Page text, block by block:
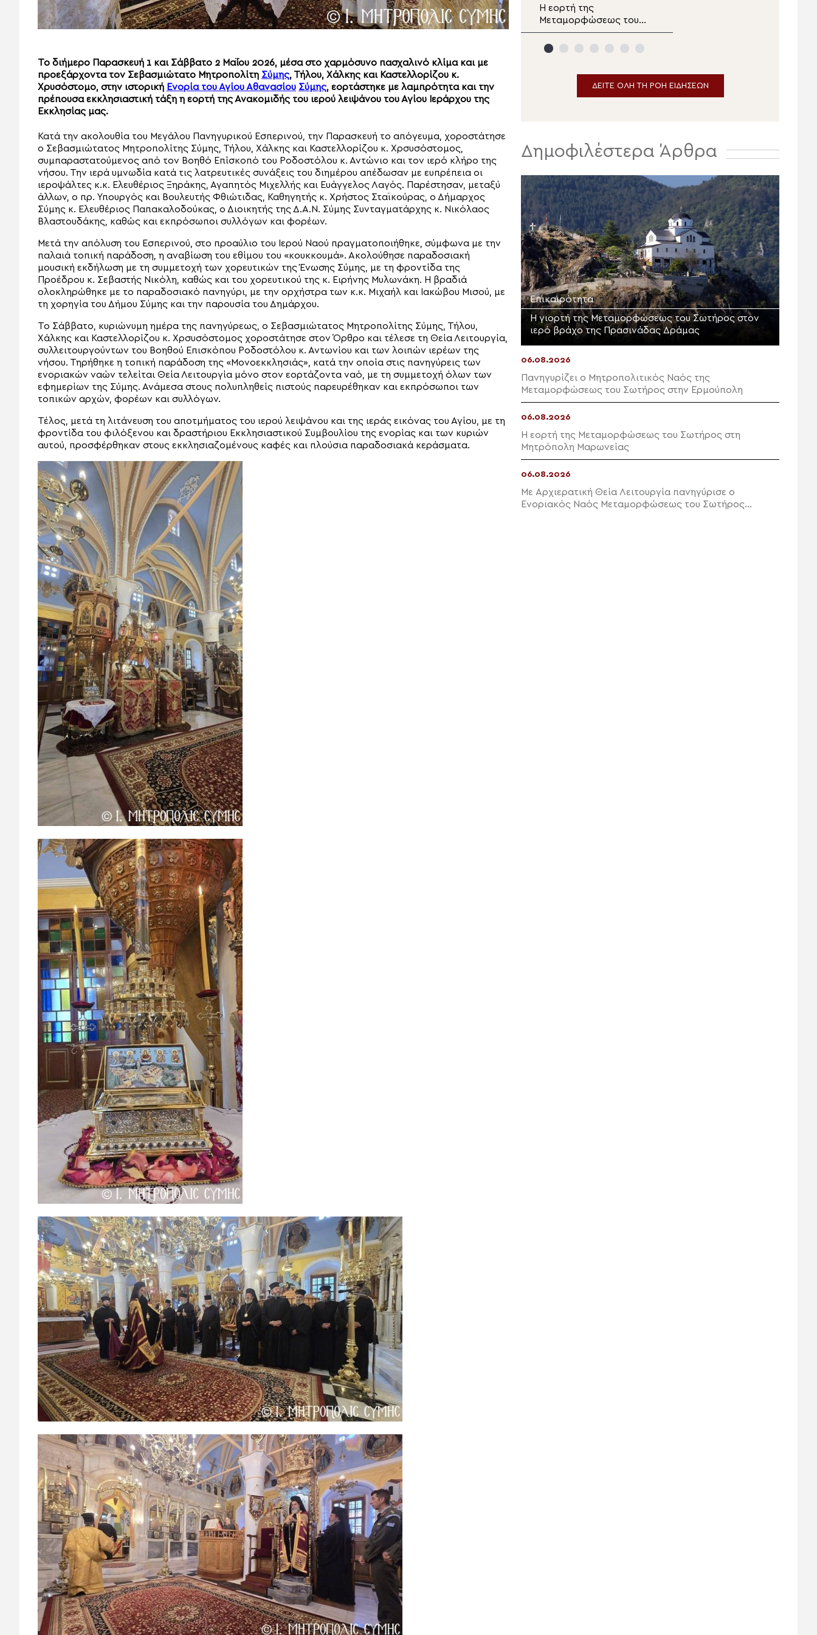
Το διήμερο Παρασκευή 1 και Σάββατο 2 Μαΐου 2026, μέσα στο χαρμόσυνο πασχαλινό κλίμα και με
προεξάρχοντα τον Σεβασμιώτατο Μητροπολίτη Σύμης, Τήλου, Χάλκης και Καστελλορίζου κ.
Χρυσόστομο, στην ιστορική Ενορία του Αγίου Αθανασίου Σύμης, εορτάστηκε με λαμπρότητα και την
πρέπουσα εκκλησιαστική τάξη η εορτή της Ανακομιδής του ιερού λειψάνου του Αγίου Ιεράρχου της
Εκκλησίας μας.
Κατά την ακολουθία του Μεγάλου Πανηγυρικού Εσπερινού, την Παρασκευή το απόγευμα, χοροστάτησε
ο Σεβασμιώτατος Μητροπολίτης Σύμης, Τήλου, Χάλκης και Καστελλορίζου κ. Χρσυσόστομος,
συμπαραστατούμενος από τον Βοηθό Επίσκοπό του Ροδοστόλου κ. Αντώνιο και τον ιερό κλήρο της
νήσου. Την ιερά υμνωδία κατά τις λατρευτικές συνάξεις του διημέρου απέδωσαν με ευπρέπεια οι
ιεροψάλτες κ.κ. Ελευθέριος Ξηράκης, Αγαπητός Μιχελλής και Ευάγγελος Λαγός. Παρέστησαν, μεταξύ
άλλων, ο πρ. Υπουργός και Βουλευτής Φθιώτιδας, Καθηγητής κ. Χρήστος Σταϊκούρας, ο Δήμαρχος
Σύμης κ. Ελευθέριος Παπακαλοδούκας, ο Διοικητής της Δ.Α.Ν. Σύμης Συνταγματάρχης κ. Νικόλαος
Βλαστουδάκης, καθώς και εκπρόσωποι συλλόγων και φορέων.
Μετά την απόλυση του Εσπερινού, στο προαύλιο του Ιερού Ναού πραγματοποιήθηκε, σύμφωνα με την
παλαιά τοπική παράδοση, η αναβίωση του εθίμου του «κουκκουμά». Ακολούθησε παραδοσιακή
μουσική εκδήλωση με τη συμμετοχή των χορευτικών της Ένωσης Σύμης, με τη φροντίδα της
Προέδρου κ. Σεβαστής Νικόλη, καθώς και του χορευτικού της κ. Ειρήνης Μυλωνάκη. Η βραδιά
ολοκληρώθηκε με το παραδοσιακό πανηγύρι, με την ορχήστρα των κ.κ. Μιχαήλ και Ιακώβου Μισού, με
τη χορηγία του Δήμου Σύμης και την παρουσία του Δημάρχου.
Το Σάββατο, κυριώνυμη ημέρα της πανηγύρεως, ο Σεβασμιώτατος Μητροπολίτης Σύμης, Τήλου,
Χάλκης και Καστελλορίζου κ. Χρσυσόστομος χοροστάτησε στον Όρθρο και τέλεσε τη Θεία Λειτουργία,
συλλειτουργούντων του Βοηθού Επισκόπου Ροδοστόλου κ. Αντωνίου και των λοιπών ιερέων της
νήσου. Τηρήθηκε η τοπική παράδοση της «Μονοεκκλησιάς», κατά την οποία στις πανηγύρεις των
ενοριακών ναών τελείται Θεία Λειτουργία μόνο στον εορτάζοντα ναό, με τη συμμετοχή όλων των
εφημερίων της Σύμης. Ανάμεσα στους πολυπληθείς πιστούς παρευρέθηκαν και εκπρόσωποι των
τοπικών αρχών, φορέων και συλλόγων.
Τέλος, μετά τη λιτάνευση του αποτμήματος του ιερού λειψάνου και της ιεράς εικόνας του Αγίου, με τη
φροντίδα του φιλόξενου και δραστήριου Εκκλησιαστικού Συμβουλίου της ενορίας και των κυριών
αυτού, προσφέρθηκαν στους εκκλησιαζομένους καφές και πλούσια παραδοσιακά κεράσματα.
Μεταμορφώσεως του
Σωτήρος
To μωσαϊκό της
Μεταμορφώσεως του
Σωτήρος στη Μονή Σινά
Η εορτή της
Μεταμορφώσεως του
Σωτήρος στα Λευκάκια
Ναυπλίου
ΔΕΙΤΕ ΟΛΗ ΤΗ ΡΟΗ ΕΙΔΗΣΕΩΝ
Δημοφιλέστερα Άρθρα
Επικαιρότητα
Η γιορτή της Μεταμορφώσεως του Σωτήρος στον
ιερό βράχο της Πρασινάδας Δράμας
06.08.2026
Πανηγυρίζει ο Μητροπολιτικός Ναός της
Μεταμορφώσεως του Σωτήρος στην Ερμούπολη
06.08.2026
Η εορτή της Μεταμορφώσεως του Σωτήρος στη
Μητρόπολη Μαρωνείας
06.08.2026
Με Αρχιερατική Θεία Λειτουργία πανηγύρισε ο
Ενοριακός Ναός Μεταμορφώσεως του Σωτήρος